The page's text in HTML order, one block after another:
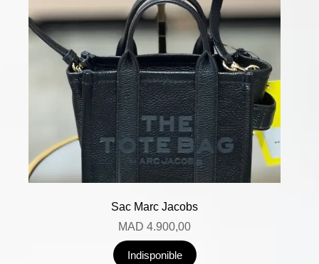
Sac Marc Jacobs
MAD 4.900,00
Indisponible